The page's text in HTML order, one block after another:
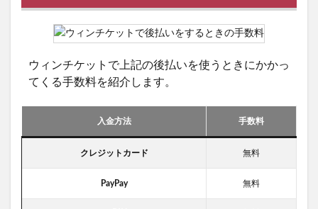
ウィンチケットで上記の後払いを使うときにかかっ
てくる手数料を紹介します。
入金方法 手数料
クレジットカード 無料
PayPay 無料